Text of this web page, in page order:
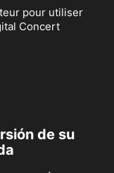
pour utiliser
Concert
de su